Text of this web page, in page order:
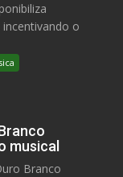
o
musical
Branco